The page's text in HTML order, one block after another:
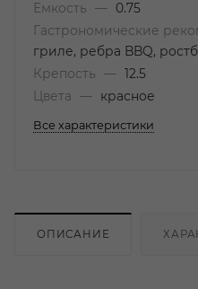
Емкость
—
0.75
Гастрономические
гриле, ребра BBQ,
Крепость
— 12.5
Цвета
— красное
Все характеристики
ОПИСАНИЕ